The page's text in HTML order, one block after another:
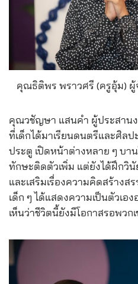
คุณธิติพร พราวศรี (ครูอุ้ม)
คุณวชัญษา แสนคำ ผู้ประสาน
ที่เด็กได้มาเรียนดนตรีและศิล
ประตู เปิดหน้าต่างหลาย ๆ บา
ทักษะติดตัวเพิ่ม แต่ยังได้ฝึกวิ
และเสริมเรื่องความคิดสร้างส
เด็ก ๆ ได้แสดงความเป็นตัวเอ
เห็นว่าชีวิตนี้ยังมีโอกาสรอพวก